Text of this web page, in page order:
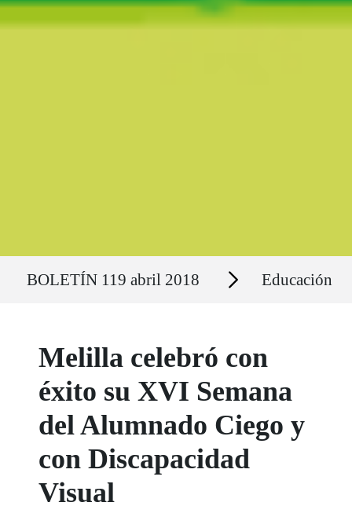
BOLETÍN 119 abril 2018 Secciones Educación
Melilla celebró con
éxito su XVI Semana
del Alumnado Ciego y
con Discapacidad
Visual